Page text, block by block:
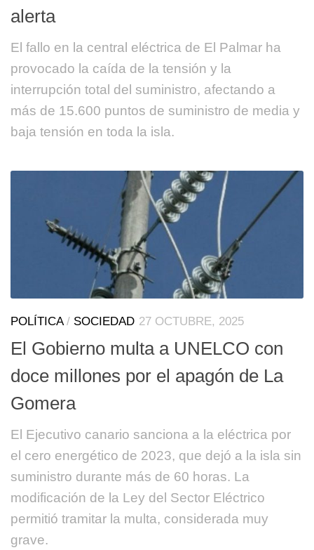
alerta
El fallo en la central eléctrica de El Palmar ha
provocado la caída de la tensión y la
interrupción total del suministro, afectando a
más de 15.600 puntos de suministro de media y
baja tensión en toda la isla.
POLÍTICA/ SOCIEDAD 27 OCTUBRE, 2025
El Gobierno multa a UNELCO con
doce millones por el apagón de La
Gomera
El Ejecutivo canario sanciona a la eléctrica por
el cero energético de 2023, que dejó a la isla sin
suministro durante más de 60 horas. La
modificación de la Ley del Sector Eléctrico
permitió tramitar la multa, considerada muy
grave.